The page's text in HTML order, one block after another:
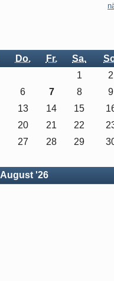
Do. Fr. Sa.
August '26
1
2
6 7 8
9
13 14 15
20 21 22
27 28 29